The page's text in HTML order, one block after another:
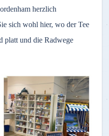
herzlich
sich wohl hier, wo der Tee
platt und die Radwege